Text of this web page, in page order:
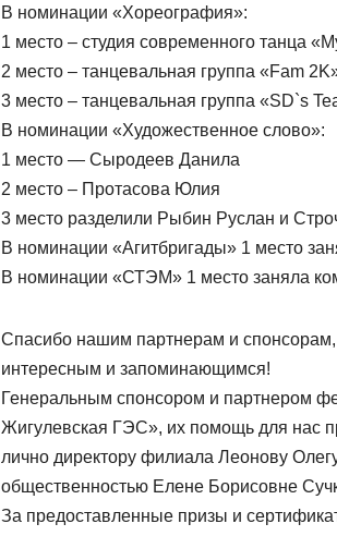
В номинации «Хореография»:
1 место – студия современного танца
2 место – танцевальная группа «Fam
3 место – танцевальная группа «SD`s
В номинации «Художественное слово»:
1 место — Сыродеев Данила
2 место – Протасова Юлия
3 место разделили Рыбин Руслан и
В номинации «Агитбригады» 1 место
В номинации «СТЭМ» 1 место заняла
Спасибо нашим партнерам и
интересным и запоминающимся!
Генеральным спонсором и партнером
Жигулевская ГЭС», их помощь для нас
лично директору филиала Леонову
общественностью Елене Борисовне
За предоставленные призы и